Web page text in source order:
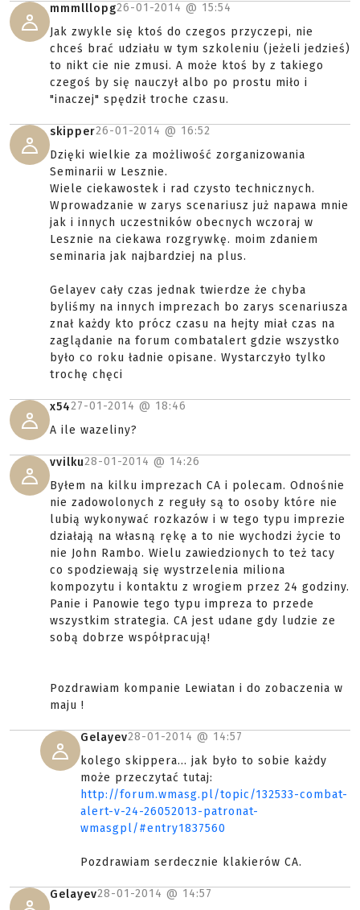
mmmlllopg26-01-2014 @ 15:54
Jak zwykle się ktoś do czegos przyczepi, nie
chceś brać udziału w tym szkoleniu (jeżeli jedzieś)
to nikt cie nie zmusi. A może ktoś by z takiego
czegoś by się nauczył albo po prostu miło i
"inaczej" spędził troche czasu.
skipper26-01-2014 @ 16:52
Dzięki wielkie za możliwość zorganizowania
Seminarii w Lesznie.
Wiele ciekawostek i rad czysto technicznych.
Wprowadzanie w zarys scenariusz już napawa mnie
jak i innych uczestników obecnych wczoraj w
Lesznie na ciekawa rozgrywkę. moim zdaniem
seminaria jak najbardziej na plus.
Gelayev cały czas jednak twierdze że chyba
byliśmy na innych imprezach bo zarys scenariusza
znał każdy kto prócz czasu na hejty miał czas na
zaglądanie na forum combatalert gdzie wszystko
było co roku ładnie opisane. Wystarczyło tylko
trochę chęci
x5427-01-2014 @ 18:46
A ile wazeliny?
vvilku28-01-2014 @ 14:26
Byłem na kilku imprezach CA i polecam. Odnośnie
nie zadowolonych z reguły są to osoby które nie
lubią wykonywać rozkazów i w tego typu imprezie
działają na własną rękę a to nie wychodzi życie to
nie John Rambo. Wielu zawiedzionych to też tacy
co spodziewają się wystrzelenia miliona
kompozytu i kontaktu z wrogiem przez 24 godziny.
Panie i Panowie tego typu impreza to przede
wszystkim strategia. CA jest udane gdy ludzie ze
sobą dobrze współpracują!
Pozdrawiam kompanie Lewiatan i do zobaczenia w
maju !
Gelayev28-01-2014 @ 14:57
kolego skippera... jak było to sobie każdy
może przeczytać tutaj:
http://forum.wmasg.pl/topic/132533-combat-
alert-v-24-26052013-patronat-
wmasgpl/#entry1837560
Pozdrawiam serdecznie klakierów CA.
Gelayev28-01-2014 @ 14:57